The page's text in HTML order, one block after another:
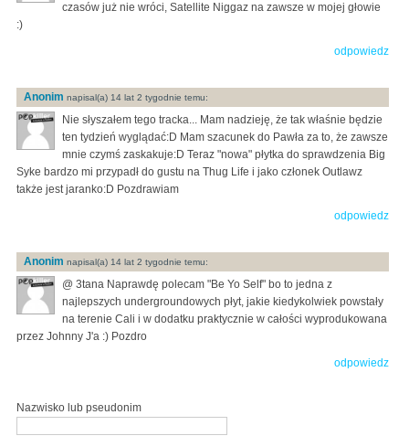
czasów już nie wróci, Satellite Niggaz na zawsze w mojej głowie
:)
odpowiedz
Anonim napisal(a) 14 lat 2 tygodnie temu:
Nie słyszałem tego tracka... Mam nadzieję, że tak właśnie będzie
ten tydzień wyglądać:D Mam szacunek do Pawła za to, że zawsze
mnie czymś zaskakuje:D Teraz "nowa" płytka do sprawdzenia Big
Syke bardzo mi przypadł do gustu na Thug Life i jako członek Outlawz
także jest jaranko:D Pozdrawiam
odpowiedz
Anonim napisal(a) 14 lat 2 tygodnie temu:
@ 3tana Naprawdę polecam "Be Yo Self" bo to jedna z
najlepszych undergroundowych płyt, jakie kiedykolwiek powstały
na terenie Cali i w dodatku praktycznie w całości wyprodukowana
przez Johnny J'a :) Pozdro
odpowiedz
Nazwisko lub pseudonim